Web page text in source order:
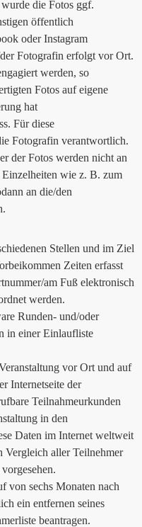
die Fotos ggf.
öffentlich
oder Instagram
Fotografin erfolgt vor Ort.
werden, so
Fotos auf eigene
hat
Für diese
Fotografin verantwortlich.
der Fotos werden nicht an
wie z. B. zum
an die/den
Stellen und im Ziel
Zeiten erfasst
am Fuß elektronisch
werden.
Runden- und/oder
in einer Einlaufliste
vor Ort und auf
Internetseite der
Teilnahmeurkunden
in den
Daten im Internet weltweit
Vergleich aller Teilnehmer
von sechs Monaten nach
ein entfernen seines
beantragen.